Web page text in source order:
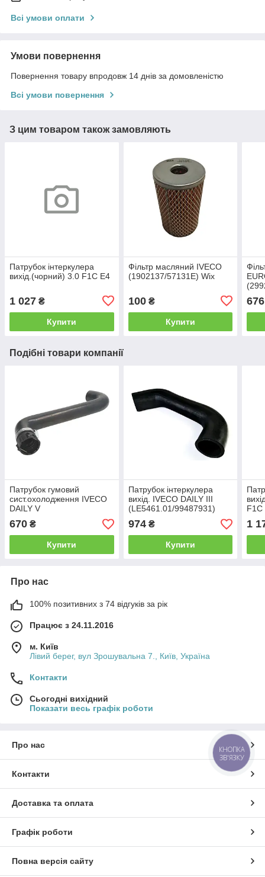
Всі умови оплати
Умови повернення
Повернення товару впродовж 14 днів за домовленістю
Всі умови повернення
З цим товаром також замовляють
Патрубок інтеркулера
вихід.(чорний) 3.0 F1C Е4
1 027 ₴
Купити
Фільтр масляний IVECO
(1902137/57131E) Wix
100₴
Купити
676
Подібні товари компанії
Патрубок гумовий
сист.охолодження IVECO
DAILY V
(5801312767/3462.22)
LE.MA
670 ₴
Купити
Патрубок інтеркулера
вихід. IVECO DAILY III
(LE5461.01/99487931)
Lema
974₴
Купити
1
Про нас
100% позитивних з 74 відгуків за рік
Працює з 24.11.2016
м. Київ
Лівий берег, вул Зрошувальна 7., Київ, Україна
Контакти
Сьогодні вихідний
Показати весь графік роботи
Про нас
Контакти
Доставка та оплата
Графік роботи
Повна версія сайту
КНОПКА
ЗВ'ЯЗКУ